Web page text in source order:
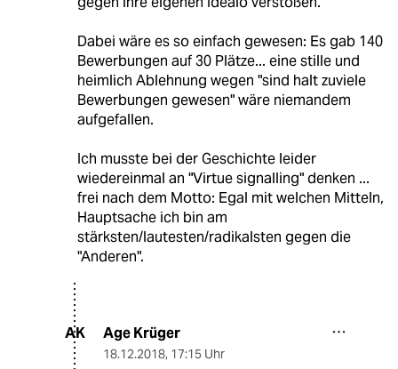
Dabei wäre es so einfach gewesen: Es gab 140
Bewerbungen auf 30 Plätze... eine stille und
heimlich Ablehnung wegen "sind halt zuviele
Bewerbungen gewesen" wäre niemandem
aufgefallen.
Ich musste bei der Geschichte leider
wiedereinmal an "Virtue signalling" denken ...
frei nach dem Motto: Egal mit welchen Mitteln,
Hauptsache ich bin am
stärksten/lautesten/radikalsten gegen die
"Anderen".
AK Age Krüger
18.12.2018, 17:15 Uhr